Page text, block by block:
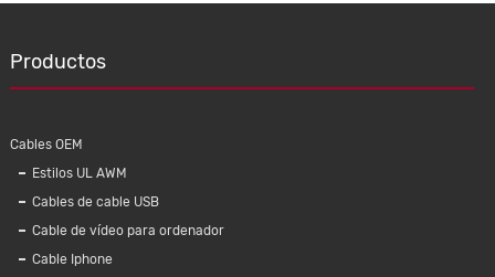
Productos
Cables OEM
Estilos UL AWM
Cables de cable USB
Cable de vídeo para ordenador
Cable Iphone